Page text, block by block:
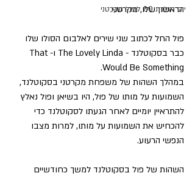
יום הולדת 80 לפול מקרטני
הראשון שלו, מקרטני.
פול החל לכתוב שני שירים לאלבום הסולו שלו
כבר בסקוטלנד - The Lovely Linda ו-That
Would Be Something.
במהלך השהות של משפחת מקרטני בסקוטלנד,
השמועות על מותו של פול, היו בשיאן ופול נאלץ
להתראיין יומיים לאחר הגעתו לסקוטלנד כדי
להכחיש את השמועות על מותו, למרות מצבו
הנפשי הרעוע.
השהות של פול בסקוטלנד למשך כחודשיים